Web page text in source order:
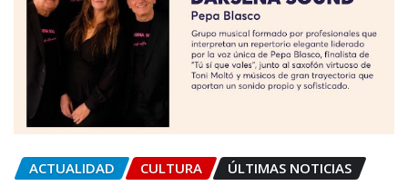
ACTUALIDAD CULTURA ÚLTIMAS NOTICIAS